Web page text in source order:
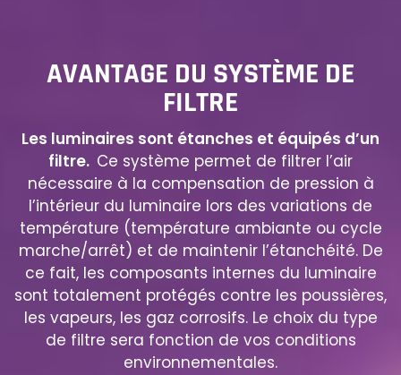
AVANTAGE DU SYSTÈME DE
FILTRE
Les luminaires sont étanches et équipés d’un
filtre. Ce système permet de filtrer l’air
nécessaire à la compensation de pression à
l’intérieur du luminaire lors des variations de
température (température ambiante ou cycle
marche/arrêt) et de maintenir l’étanchéité. De
ce fait, les composants internes du luminaire
sont totalement protégés contre les poussières,
les vapeurs, les gaz corrosifs. Le choix du type
de filtre sera fonction de vos conditions
environnementales.